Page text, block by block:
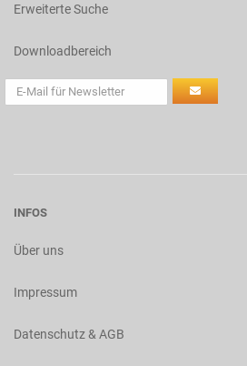
Erweiterte Suche
Downloadbereich
INFOS
Über uns
Impressum
Datenschutz & AGB